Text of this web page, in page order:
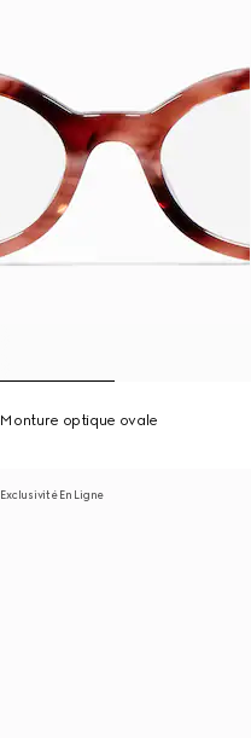
Monture optique ovale
Exclusivité En Ligne